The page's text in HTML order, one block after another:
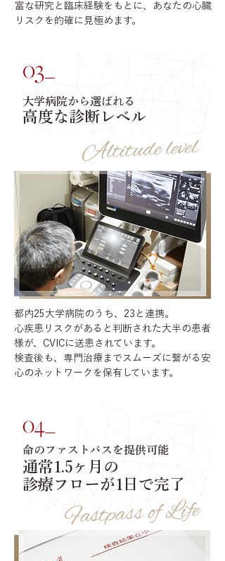
富な研究と臨床経験をもとに、あなたの心臓
リスクを的確に見極めます。
大学病院から選ばれる
高度な診断レベル
都内25大学病院のうち、23と連携。
心疾患リスクがあると判断された大半の患者
様が、CVICに送患されています。
検査後も、専門治療までスムーズに繋がる安
心のネットワークを保有しています。
命のファストパスを提供可能
通常1.5ヶ月の
診療フローが1日で完了